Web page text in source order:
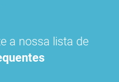
a nossa lista de